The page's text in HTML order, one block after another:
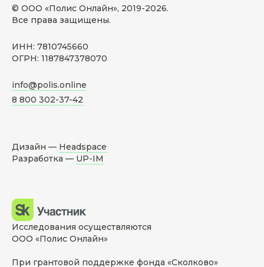
© ООО «Полис Онлайн», 2019-2026.
Все права защищены.
ИНН: 7810745660
ОГРН: 1187847378070
info@polis.online
8 800 302-37-42
Дизайн — Headspace
Разработка — UP-IM
Исследования осуществляются
ООО «Полис Онлайн»
При грантовой поддержке фонда «Сколково»